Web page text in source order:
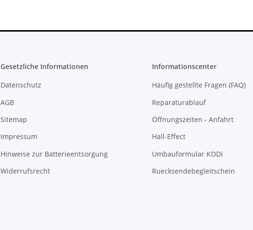
Gesetzliche Informationen
Datenschutz
AGB
Sitemap
Impressum
Hinweise zur Batterieentsorgung
Widerrufsrecht
Informationscenter
Häufig gestellte Fragen (FAQ)
Reparaturablauf
Öffnungszeiten - Anfahrt
Hall-Effect
Umbauformular KODi
Ruecksendebegleitschein